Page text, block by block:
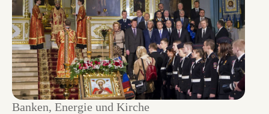
Banken, Energie und Kirche